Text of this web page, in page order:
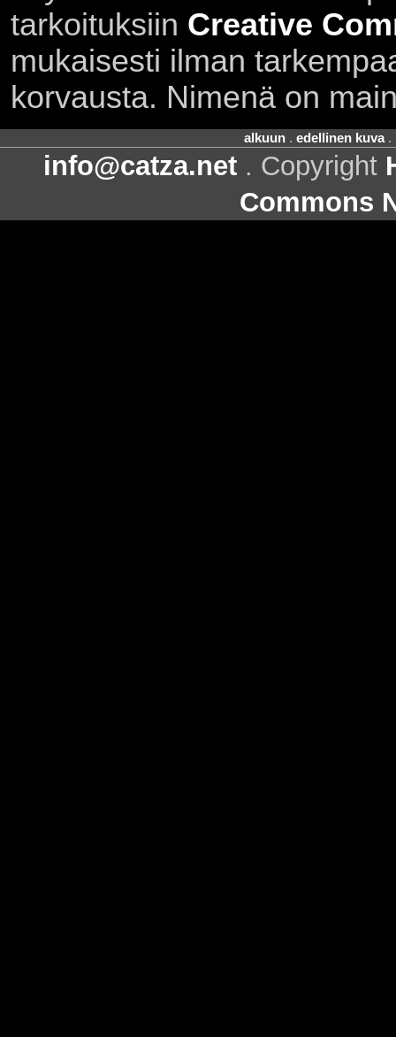
tarkoituksiin Creative
mukaisesti ilman
korvausta. Nimenä on
alkuun. edellinen kuva.
info@catza.net . Copyright
Commons